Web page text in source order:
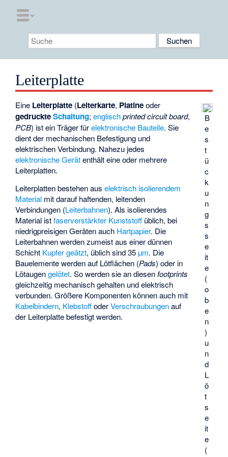
Leiterplatte
B
e
s
t
ü
c
k
u
n
g
s
s
e
it
e
(
o
b
e
n
)
u
n
d
L
ö
t
s
e
it
e
(
Eine Leiterplatte (Leiterkarte, Platineoder
gedruckteSchaltung;englisch printed circuit board,
PCB) ist ein Träger fürelektronische Bauteile. Sie
dient der mechanischen Befestigung und
elektrischen Verbindung. Nahezu jedes
elektronische Gerätenthält eine oder mehrere
Leiterplatten.
Leiterplatten bestehen auselektrisch isolierendem
Material mit darauf haftenden, leitenden
Verbindungen (Leiterbahnen). Als isolierendes
Material istfaserverstärkter Kunststoff üblich, bei
niedrigpreisigen Geräten auch Hartpapier. Die
Leiterbahnen werden zumeist aus einer dünnen
Schicht Kupfer geätzt, üblich sind 35 µm. Die
Bauelemente werden auf Lötflächen (Pads) oder in
Lötaugen gelötet. So werden sie an diesenfootprints
gleichzeitig mechanisch gehalten und elektrisch
verbunden. Größere Komponenten können auch mit
Kabelbindern, KlebstoffoderVerschraubungenauf
der Leiterplatte befestigt werden.